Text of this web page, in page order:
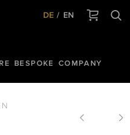
DE EN
BESPOKE
COMPANY